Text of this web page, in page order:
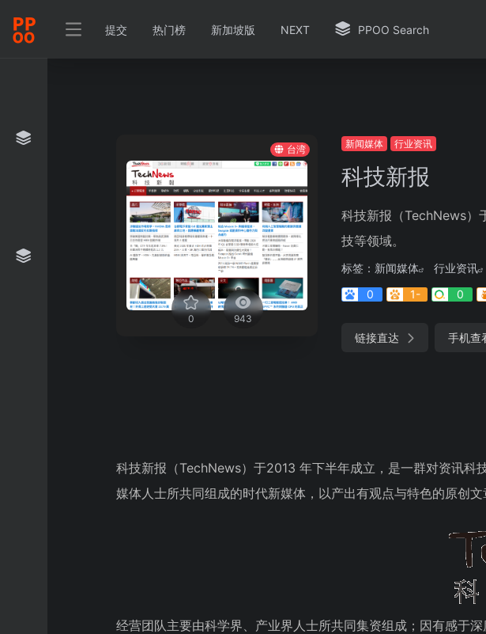
提交 热门榜 新加坡版 NEXT PPOO Search
台湾
0 943
新闻媒体 行业资讯
科技新报
科技新报（TechNews）
技等领域。
标签： 新闻媒体 行业资讯
0
1- 0
链接直达 手机查
科技新报（TechNews）于2013 年下半年成立，是一群对资讯科
媒体人士所共同组成的时代新媒体，以产出有观点与特色的原创文
经营团队主要由科学界、产业界人士所共同集资组成；因有感于